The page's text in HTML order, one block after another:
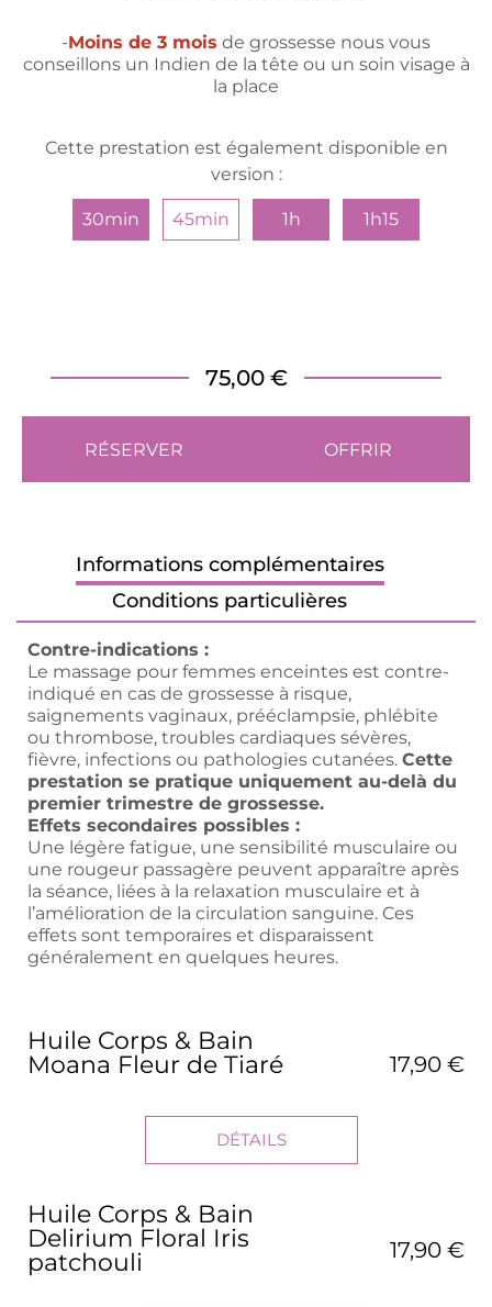
-Moins de 3 mois de grossesse nous vous
conseillons un Indien de la tête ou un soin visage à
la place
Cette prestation est également disponible en
version :
30min 45min 1h 1h15
RÉSERVER OFFRIR
75,00 €
Informations complémentaires
Conditions particulières
Contre-indications :
Le massage pour femmes enceintes est contre-
indiqué en cas de grossesse à risque,
saignements vaginaux, prééclampsie, phlébite
ou thrombose, troubles cardiaques sévères,
fièvre, infections ou pathologies cutanées. Cette
prestation se pratique uniquement au-delà du
premier trimestre de grossesse.
Effets secondaires possibles :
Une légère fatigue, une sensibilité musculaire ou
une rougeur passagère peuvent apparaître après
la séance, liées à la relaxation musculaire et à
l’amélioration de la circulation sanguine. Ces
effets sont temporaires et disparaissent
généralement en quelques heures.
Huile Corps & Bain
Moana Fleur de Tiaré
17,90 €
DÉTAILS
Huile Corps & Bain
Delirium Floral Iris
patchouli
17,90 €